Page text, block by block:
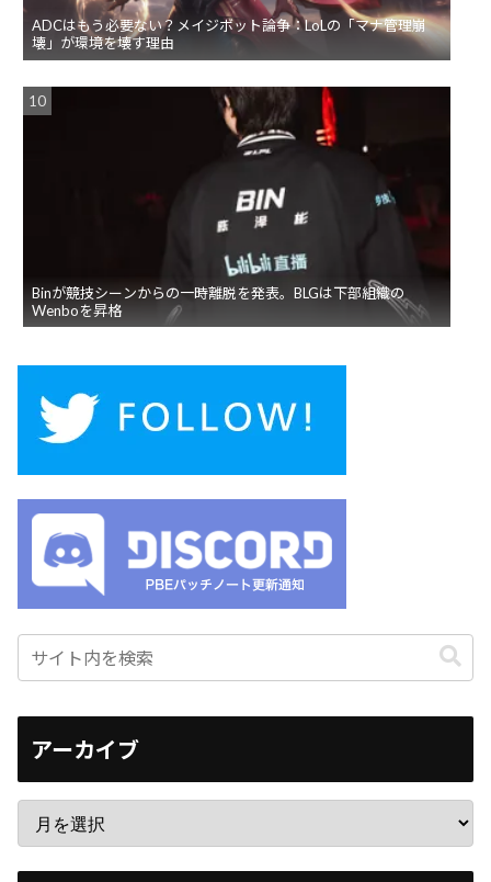
ADCはもう必要ない？メイジボット論争：LoLの「マナ管理崩
壊」が環境を壊す理由
Binが競技シーンからの一時離脱を発表。BLGは下部組織の
Wenboを昇格
アーカイブ